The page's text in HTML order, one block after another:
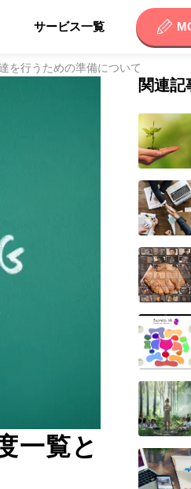
サービス一覧
を行うための準備について
一覧と
関連記